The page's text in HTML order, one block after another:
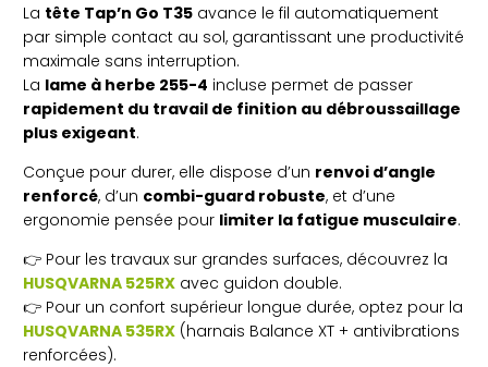
La tête Tap’n Go T35 avance le fil automatiquement
par simple contact au sol, garantissant une productivité
maximale sans interruption.
La lame à herbe 255-4 incluse permet de passer
rapidement du travail de finition au débroussaillage
plus exigeant.
Conçue pour durer, elle dispose d’un renvoi d’angle
renforcé, d’un combi-guard robuste, et d’une
ergonomie pensée pour limiter la fatigue musculaire.
👉 Pour les travaux sur grandes surfaces, découvrez la
HUSQVARNA 525RX avec guidon double.
👉 Pour un confort supérieur longue durée, optez pour la
HUSQVARNA 535RX (harnais Balance XT + antivibrations
renforcées).